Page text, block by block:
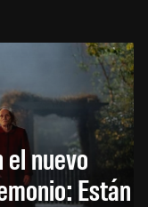
el nuevo
Están